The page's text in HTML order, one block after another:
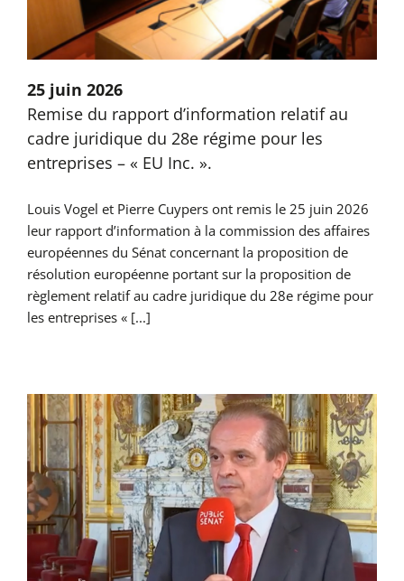
25 juin 2026
Remise du rapport d’information relatif au
cadre juridique du 28e régime pour les
entreprises – « EU Inc. ».
Louis Vogel et Pierre Cuypers ont remis le 25 juin 2026
leur rapport d’information à la commission des affaires
européennes du Sénat concernant la proposition de
résolution européenne portant sur la proposition de
règlement relatif au cadre juridique du 28e régime pour
les entreprises « [...]